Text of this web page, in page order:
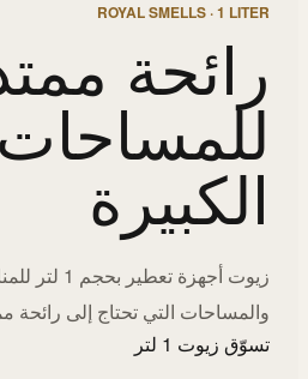
ROYAL SMELLS · 1 LITER
رائحة
للمساحات
الكبيرة
زيوت أجهزة
والمساحات التي تحتاج إلى رائحة
تسوّق زيوت 1 لتر